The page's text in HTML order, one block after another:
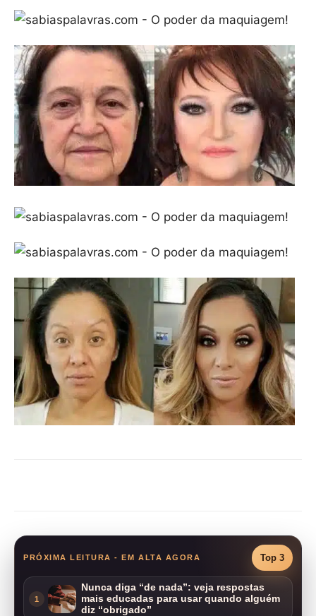
PRÓXIMA LEITURA - EM ALTA AGORA Top 3
1
Nunca diga “de nada”: veja respostas
mais educadas para usar quando alguém
diz “obrigado”